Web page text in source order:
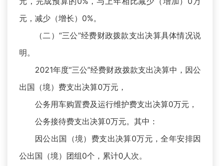
元，减少（增长）0%。
（二）“三公”经费财政拨款支出决算具体情况说
明。
2021年度“三公”经费财政拨款支出决算中，因公
出国（境）费支出决算0万元，
公务用车购置费及运行维护费支出决算0万元，
公务接待费支出决算0万元。其中：
因公出国（境）费支出决算0万元，全年安排因
公出国（境）团组0个，累计0人次。